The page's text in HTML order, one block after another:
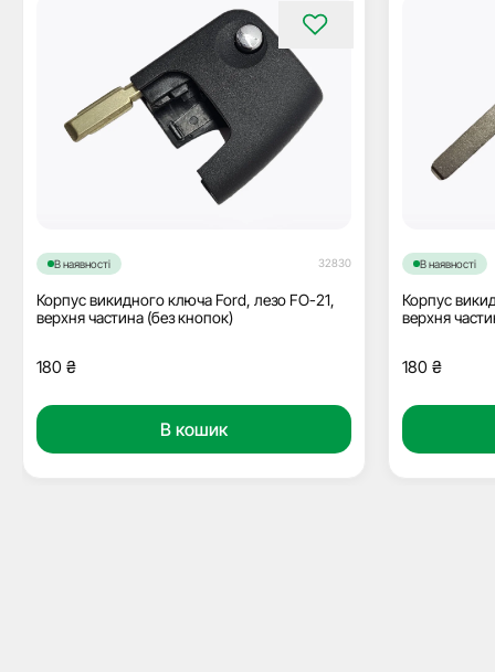
В наявності 32830
Корпус викидного ключа Ford, лезо FO-21,
верхня частина (без кнопок)
180 ₴
В кошик
В наявності
Корпус
верхня
180 ₴